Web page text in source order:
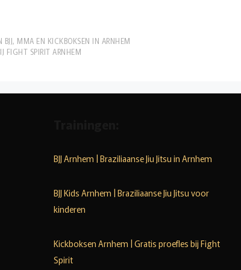
MMA EN KICKBOKSEN IN ARNHEM
FIGHT SPIRIT ARNHEM
BJJ Arnhem | Braziliaanse Jiu Jitsu in Arnhem
BJJ Kids Arnhem | Braziliaanse Jiu Jitsu voor
kinderen
Kickboksen Arnhem | Gratis proefles bij Fight
Spirit